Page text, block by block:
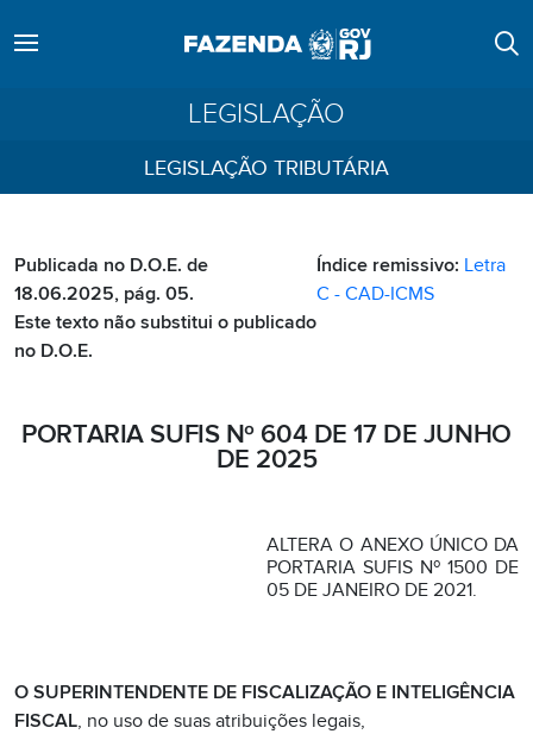
LEGISLAÇÃO
LEGISLAÇÃO TRIBUTÁRIA
Publicada no D.O.E. de
18.06.2025, pág. 05.
Este texto não substitui o publicado
no D.O.E.
Índice remissivo: Letra
C - CAD-ICMS
PORTARIA SUFIS Nº 604 DE 17 DE JUNHO
DE 2025
ALTERA O ANEXO ÚNICO DA
PORTARIA SUFIS Nº 1500 DE
05 DE JANEIRO DE 2021.
O SUPERINTENDENTE DE FISCALIZAÇÃO E INTELIGÊNCIA
FISCAL, no uso de suas atribuições legais,